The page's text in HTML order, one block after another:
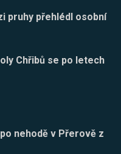
pruhy přehlédl osobní
Chřibů se po letech
nehodě v Přerově z